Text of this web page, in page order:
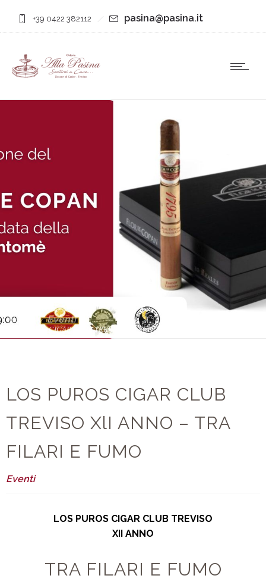
+39 0422 382112 pasina@pasina.it
Home Eventi
LOS PUROS CIGAR CLUB TREVISO XlI ANNO – TRA FILARI E FUMO
LOS PUROS CIGAR CLUB
TREVISO XlI ANNO – TRA
FILARI E FUMO
Eventi
LOS PUROS CIGAR CLUB TREVISO
XII ANNO
TRA FILARI E FUMO